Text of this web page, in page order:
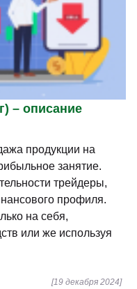
– описание
продукции на
занятие.
трейдеры,
профиля.
на себя,
или же используя
[19 декабря 2024]